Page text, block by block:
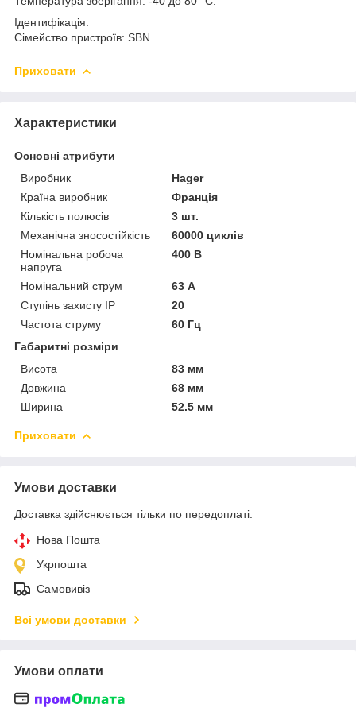
Ідентифікація.
Сімейство пристроїв: SBN
Приховати
Характеристики
Основні атрибути
Виробник
Hager
Країна виробник
Франція
Кількість полюсів
3 шт.
Механічна зносостійкість
60000 циклів
Номінальна робоча
напруга
400 В
Номінальний струм
63 А
Ступінь захисту IP
20
Частота струму
60 Гц
Габаритні розміри
Висота
83 мм
Довжина
68 мм
Ширина
52.5 мм
Приховати
Умови доставки
Доставка здійснюється тільки по передоплаті.
Нова Пошта
Укрпошта
Самовивіз
Всі умови доставки
Умови оплати